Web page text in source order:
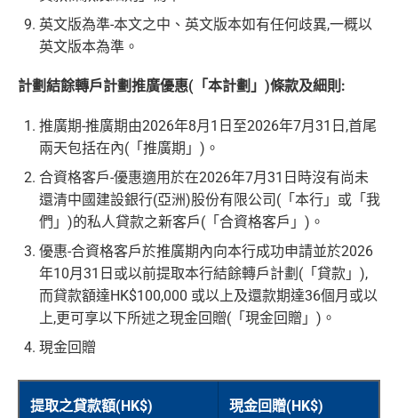
英文版為準-本文之中、英文版本如有任何歧異,一概以
英文版本為準。
計劃結餘轉戶計劃推廣優惠(「本計劃」)條款及細則:
推廣期-推廣期由2026年8月1日至2026年7月31日,首尾
兩天包括在內(「推廣期」)。
合資格客戶-優惠適用於在2026年7月31日時沒有尚未
還清中國建設銀行(亞洲)股份有限公司(「本行」或「我
們」)的私人貸款之新客戶(「合資格客戶」)。
優惠-合資格客戶於推廣期內向本行成功申請並於2026
年10月31日或以前提取本行結餘轉戶計劃(「貸款」),
而貸款額達HK$100,000 或以上及還款期達36個月或以
上,更可享以下所述之現金回贈(「現金回贈」)。
現金回贈
提取之貸款額(HK$) 現金回贈(HK$)